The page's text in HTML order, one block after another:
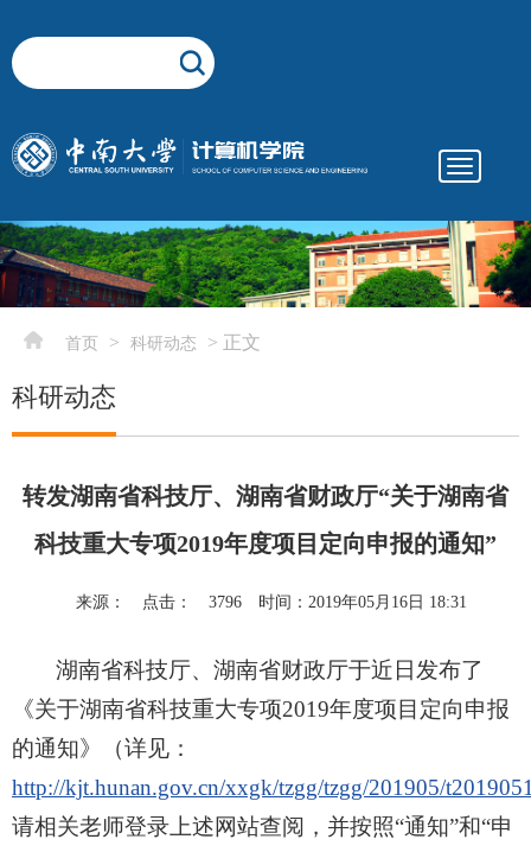
Toggle
elementnameelementnameelementname-->
首页 > 科研动态 > 正文
科研动态
转发湖南省科技厅、湖南省财政厅“关于湖南省
科技重大专项2019年度项目定向申报的通知”
来源： 点击： 3796 时间：2019年05月16日 18:31
湖南省科技厅、湖南省财政厅于近日发布了
《关于湖南省科技重大专项2019年度项目定向申报
的通知》（详见：
http://kjt.hunan.gov.cn/xxgk/tzgg/tzgg/201905/
请相关老师登录上述网站查阅，并按照“通知”和“申